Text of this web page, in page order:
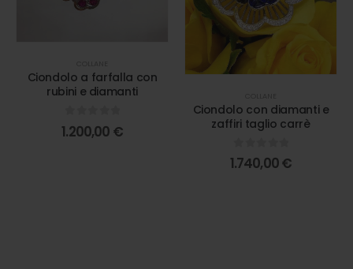
Ciondolo a farfalla con
rubini e diamanti
0out of 5
1.200,00 €
Ciondolo con diamanti e
zaffiri taglio carrè
0out of 5
1.740,00€